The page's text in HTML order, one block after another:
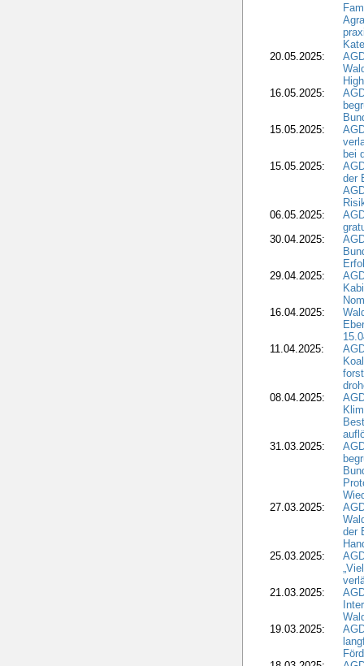
20.05.2025:
16.05.2025:
15.05.2025:
bei
15.05.2025:
der
06.05.2025:
30.04.2025:
29.04.2025:
16.04.2025:
11.04.2025:
08.04.2025:
31.03.2025:
27.03.2025:
der
25.03.2025:
21.03.2025:
19.03.2025: